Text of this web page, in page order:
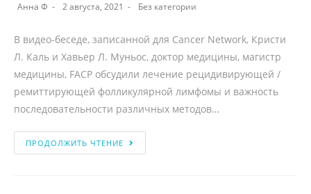
Анна Ф 2 августа, 2021 Без категории
В видео-беседе, записанной для Cancer Network, Кристи
Л. Каль и Хавьер Л. Муньос, доктор медицины, магистр
медицины, FACP обсудили лечение рецидивирующей /
ремиттирующей фолликулярной лимфомы и важность
последовательности различных методов…
ПРОДОЛЖИТЬ ЧТЕНИЕ